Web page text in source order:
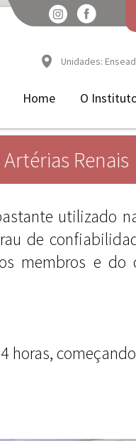
Unidades:
Home O
Renais
utilizado
de
membros e
horas,